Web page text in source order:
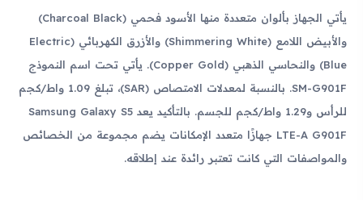
يأتي الجهاز بألوان متعددة منها الأسود فحمي (Charcoal Black)
والأبيض اللامع (Shimmering White) والأزرق الكهربائي (Electric
Blue) والنحاسي الذهبي (Copper Gold). يأتي تحت اسم النموذج
SM-G901F. بالنسبة لمعدلات الامتصاص (SAR)، تبلغ 1.09 واط/كجم
للرأس و1.29 واط/كجم للجسم. بالتأكيد يعد Samsung Galaxy S5
LTE-A G901F جهازًا متعدد الإمكانات يضم مجموعة من الخصائص
والمواصفات التي كانت تعتبر رائدة عند إطلاقه.